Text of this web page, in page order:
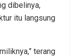
dibelinya,
itu langsung
terang